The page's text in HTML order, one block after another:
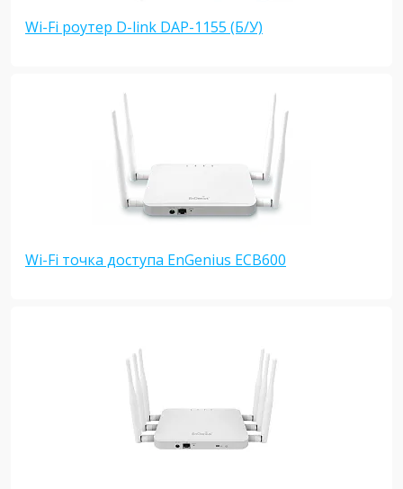
Wi-Fi роутер D-link DAP-1155 (Б/У)
Wi-Fi точка доступа EnGenius ECB600